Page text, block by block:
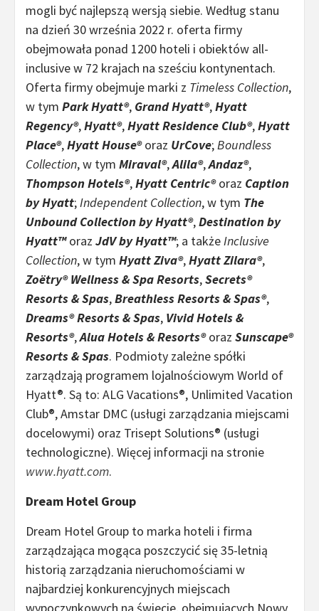
mogli być najlepszą wersją siebie. Według stanu
na dzień 30 września 2022 r. oferta firmy
obejmowała ponad 1200 hoteli i obiektów all-
inclusive w 72 krajach na sześciu kontynentach.
Oferta firmy obejmuje marki z Timeless Collection,
w tym Park Hyatt®, Grand Hyatt®,Hyatt
Regency®,Hyatt®,Hyatt Residence Club®,Hyatt
Place®,Hyatt House®oraz UrCove;Boundless
Collection, w tym Miraval®,Alila®,Andaz®,
Thompson Hotels®,Hyatt Centric®oraz Caption
by Hyatt;Independent Collection, w tym The
Unbound Collection by Hyatt®,Destination by
Hyatt™oraz JdV by Hyatt™; a takżeInclusive
Collection, w tym Hyatt Ziva®,Hyatt Zilara®,
Zoëtry® Wellness & Spa Resorts,Secrets®
Resorts & Spas,Breathless Resorts & Spas®,
Dreams® Resorts & Spas, Vivid Hotels &
Resorts®,Alua Hotels & Resorts®oraz Sunscape®
Resorts & Spas. Podmioty zależne spółki
zarządzają programem lojalnościowym World of
Hyatt®. Są to: ALG Vacations®, Unlimited Vacation
Club®, Amstar DMC (usługi zarządzania miejscami
docelowymi) oraz Trisept Solutions® (usługi
technologiczne). Więcej informacji na stronie
www.hyatt.com.
Dream Hotel Group
Dream Hotel Group to marka hoteli i firma
zarządzająca mogąca poszczycić się 35-letnią
historią zarządzania nieruchomościami w
najbardziej konkurencyjnych miejscach